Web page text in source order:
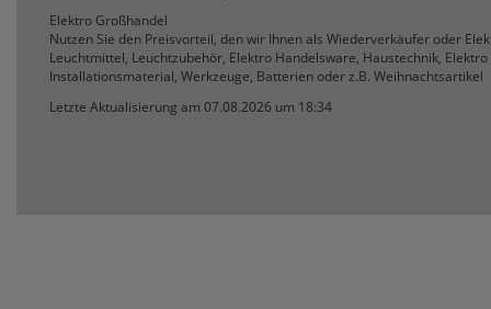
Elektro Großhandel
Nutzen Sie den Preisvorteil, den wir Ihnen als Wiederverkäufer oder
Leuchtmittel, Leuchtzubehör, Elektro Handelsware, Haustechnik,
Installationsmaterial, Werkzeuge, Batterien oder z.B. Weihnachtsartikel
Letzte Aktualisierung am 07.08.2026 um 18:34